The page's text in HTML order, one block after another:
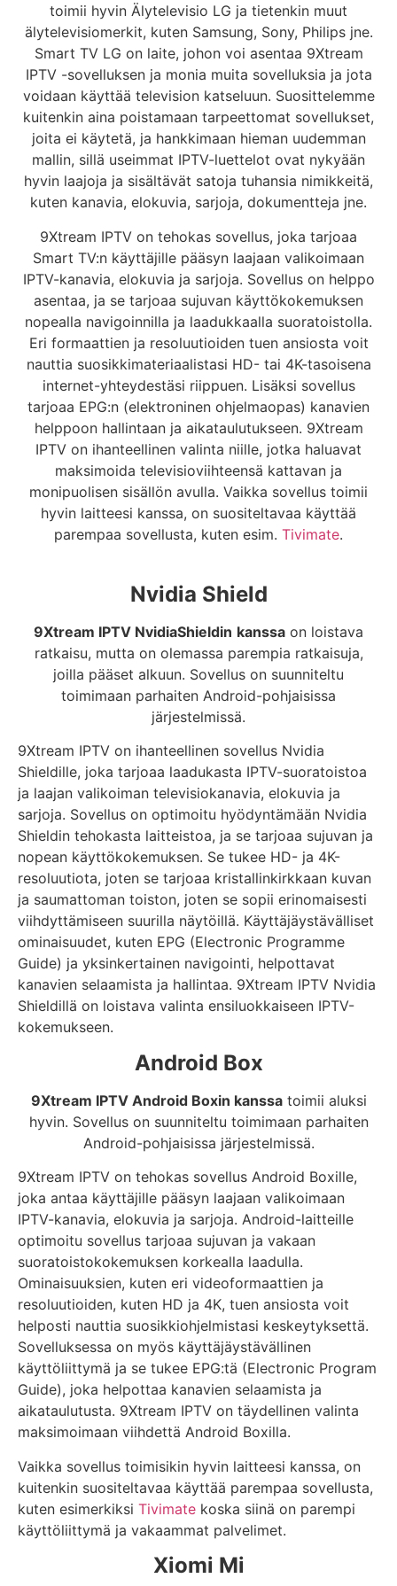
toimii hyvin Älytelevisio LG ja tietenkin muut
älytelevisiomerkit, kuten Samsung, Sony, Philips jne.
Smart TV LG on laite, johon voi asentaa 9Xtream
IPTV -sovelluksen ja monia muita sovelluksia ja jota
voidaan käyttää television katseluun. Suosittelemme
kuitenkin aina poistamaan tarpeettomat sovellukset,
joita ei käytetä, ja hankkimaan hieman uudemman
mallin, sillä useimmat IPTV-luettelot ovat nykyään
hyvin laajoja ja sisältävät satoja tuhansia nimikkeitä,
kuten kanavia, elokuvia, sarjoja, dokumentteja jne.
9Xtream IPTV on tehokas sovellus, joka tarjoaa
Smart TV:n käyttäjille pääsyn laajaan valikoimaan
IPTV-kanavia, elokuvia ja sarjoja. Sovellus on helppo
asentaa, ja se tarjoaa sujuvan käyttökokemuksen
nopealla navigoinnilla ja laadukkaalla suoratoistolla.
Eri formaattien ja resoluutioiden tuen ansiosta voit
nauttia suosikkimateriaalistasi HD- tai 4K-tasoisena
internet-yhteydestäsi riippuen. Lisäksi sovellus
tarjoaa EPG:n (elektroninen ohjelmaopas) kanavien
helppoon hallintaan ja aikataulutukseen. 9Xtream
IPTV on ihanteellinen valinta niille, jotka haluavat
maksimoida televisioviihteensä kattavan ja
monipuolisen sisällön avulla. Vaikka sovellus toimii
hyvin laitteesi kanssa, on suositeltavaa käyttää
parempaa sovellusta, kuten esim. Tivimate.
Nvidia Shield
9Xtream IPTV NvidiaShieldin kanssa on loistava
ratkaisu, mutta on olemassa parempia ratkaisuja,
joilla pääset alkuun. Sovellus on suunniteltu
toimimaan parhaiten Android-pohjaisissa
järjestelmissä.
9Xtream IPTV on ihanteellinen sovellus Nvidia
Shieldille, joka tarjoaa laadukasta IPTV-suoratoistoa
ja laajan valikoiman televisiokanavia, elokuvia ja
sarjoja. Sovellus on optimoitu hyödyntämään Nvidia
Shieldin tehokasta laitteistoa, ja se tarjoaa sujuvan ja
nopean käyttökokemuksen. Se tukee HD- ja 4K-
resoluutiota, joten se tarjoaa kristallinkirkkaan kuvan
ja saumattoman toiston, joten se sopii erinomaisesti
viihdyttämiseen suurilla näytöillä. Käyttäjäystävälliset
ominaisuudet, kuten EPG (Electronic Programme
Guide) ja yksinkertainen navigointi, helpottavat
kanavien selaamista ja hallintaa. 9Xtream IPTV Nvidia
Shieldillä on loistava valinta ensiluokkaiseen IPTV-
kokemukseen.
Android Box
9Xtream IPTV Android Boxin kanssatoimii aluksi
hyvin. Sovellus on suunniteltu toimimaan parhaiten
Android-pohjaisissa järjestelmissä.
9Xtream IPTV on tehokas sovellus Android Boxille,
joka antaa käyttäjille pääsyn laajaan valikoimaan
IPTV-kanavia, elokuvia ja sarjoja. Android-laitteille
optimoitu sovellus tarjoaa sujuvan ja vakaan
suoratoistokokemuksen korkealla laadulla.
Ominaisuuksien, kuten eri videoformaattien ja
resoluutioiden, kuten HD ja 4K, tuen ansiosta voit
helposti nauttia suosikkiohjelmistasi keskeytyksettä.
Sovelluksessa on myös käyttäjäystävällinen
käyttöliittymä ja se tukee EPG:tä (Electronic Program
Guide), joka helpottaa kanavien selaamista ja
aikataulutusta. 9Xtream IPTV on täydellinen valinta
maksimoimaan viihdettä Android Boxilla.
Vaikka sovellus toimisikin hyvin laitteesi kanssa, on
kuitenkin suositeltavaa käyttää parempaa sovellusta,
kuten esimerkiksi Tivimate koska siinä on parempi
käyttöliittymä ja vakaammat palvelimet.
Xiomi Mi